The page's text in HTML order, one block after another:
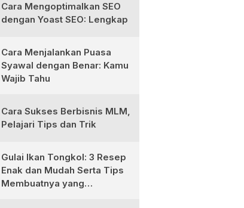
Cara Mengoptimalkan SEO
dengan Yoast SEO: Lengkap
Cara Menjalankan Puasa
Syawal dengan Benar: Kamu
Wajib Tahu
Cara Sukses Berbisnis MLM,
Pelajari Tips dan Trik
Gulai Ikan Tongkol: 3 Resep
Enak dan Mudah Serta Tips
Membuatnya yang